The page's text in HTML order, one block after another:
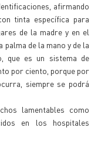
afirmando
tinta específica para
de la madre y en el
de la mano y de la
que es un sistema de
por ciento, porque por
siempre se podrá
lamentables como
en los hospitales